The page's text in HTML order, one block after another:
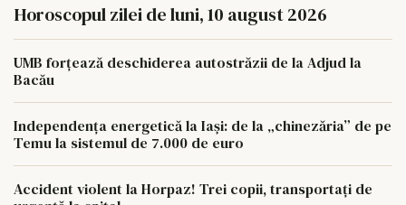
Horoscopul zilei de luni, 10 august 2026
UMB forțează deschiderea autostrăzii de la Adjud la
Bacău
Independența energetică la Iași: de la „chinezăria” de pe
Temu la sistemul de 7.000 de euro
Accident violent la Horpaz! Trei copii, transportați de